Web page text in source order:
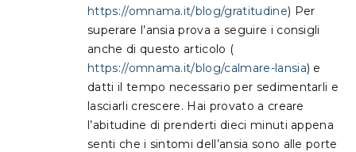
https://omnama.it/blog/gratitudine) Per
superare l’ansia prova a seguire i consigli
anche di questo articolo (
https://omnama.it/blog/calmare-lansia) e
datti il tempo necessario per sedimentarli e
lasciarli crescere. Hai provato a creare
l’abitudine di prenderti dieci minuti appena
senti che i sintomi dell’ansia sono alle porte